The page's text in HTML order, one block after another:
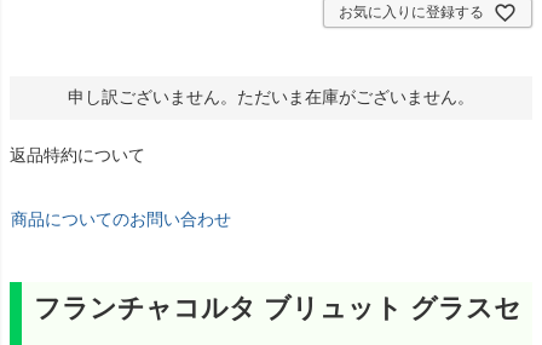
お気に入りに登録する
申し訳ございません。ただいま在庫がございません。
返品特約について
商品についてのお問い合わせ
フランチャコルタ ブリュット グラスセ